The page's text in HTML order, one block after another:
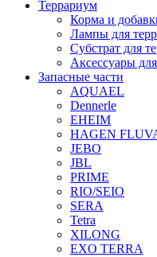
Террариум
Корма и
Лампы для
Субстрат для
Аксессуары
Запасные части
AQUAEL
Dennerle
EHEIM
HAGEN
JEBO
JBL
PRIME
RIO/SEIO
SERA
Tetra
XILONG
EXO TERRA